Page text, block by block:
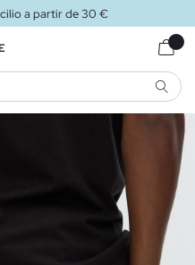
a partir de 30 €